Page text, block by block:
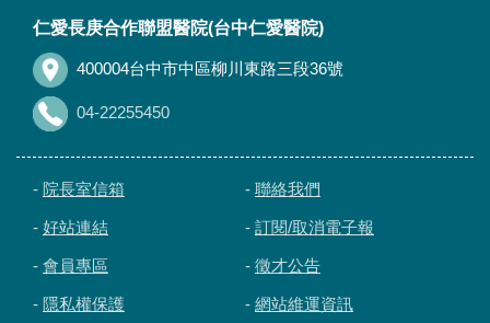
仁愛長庚合作聯盟醫院(台中仁愛醫院)
400004台中市中區柳川東路三段36號
04-22255450
- 院長室信箱 - 聯絡我們
- 好站連結 - 訂閱/取消電子報
- 會員專區 - 徵才公告
- 隱私權保護 - 網站維運資訊